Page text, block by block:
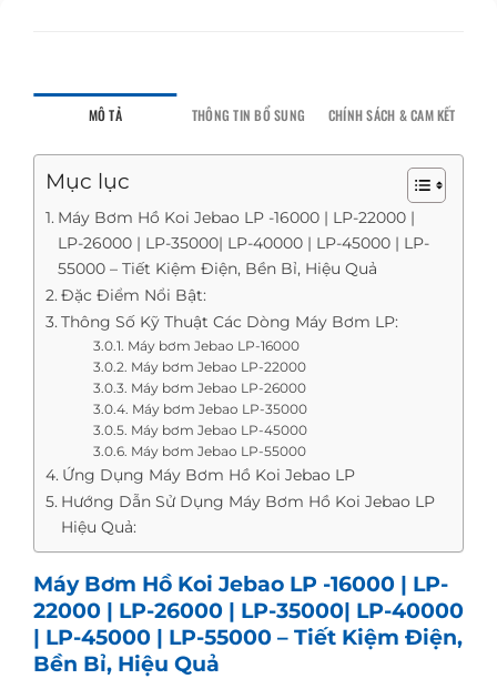
MÔ TẢ THÔNG TIN BỔ SUNG CHÍNH SÁCH & CAM KẾT
Mục lục
Máy Bơm Hồ Koi Jebao LP -16000 | LP-22000 |
LP-26000 | LP-35000| LP-40000 | LP-45000 | LP-
55000 – Tiết Kiệm Điện, Bền Bỉ, Hiệu Quả
Đặc Điểm Nổi Bật:
Thông Số Kỹ Thuật Các Dòng Máy Bơm LP:
Máy bơm Jebao LP-16000
Máy bơm Jebao LP-22000
Máy bơm Jebao LP-26000
Máy bơm Jebao LP-35000
Máy bơm Jebao LP-45000
Máy bơm Jebao LP-55000
Ứng Dụng Máy Bơm Hồ Koi Jebao LP
Hướng Dẫn Sử Dụng Máy Bơm Hồ Koi Jebao LP
Hiệu Quả:
Máy Bơm Hồ Koi Jebao LP -16000 | LP-
22000 | LP-26000 | LP-35000| LP-40000
| LP-45000 | LP-55000 – Tiết Kiệm Điện,
Bền Bỉ, Hiệu Quả